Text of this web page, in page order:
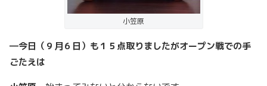
小笠原
―今日（９月６日）も１５点取りましたがオープン戦での手
ごたえは